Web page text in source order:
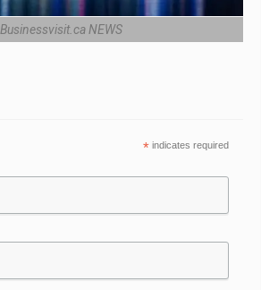
Businessvisit.ca NEWS
* indicates required